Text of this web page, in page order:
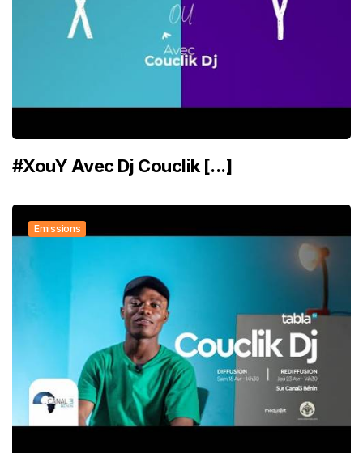
#XouY Avec Dj Couclik [...]
Emissions